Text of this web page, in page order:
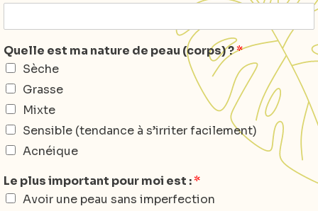
Quelle est ma nature de peau (corps) ?*
Sèche
Grasse
Mixte
Sensible (tendance à s’irriter facilement)
Acnéique
Le plus important pour moi est :*
Avoir une peau sans imperfection